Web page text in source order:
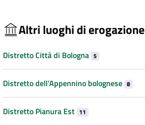
Altri luoghi di erogazione
Distretto Città di Bologna 5
Distretto dell’Appennino bolognese 8
Distretto Pianura Est 11